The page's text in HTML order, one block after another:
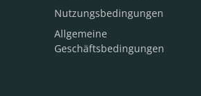
Nutzungsbedingungen
Allgemeine
Geschäftsbedingungen